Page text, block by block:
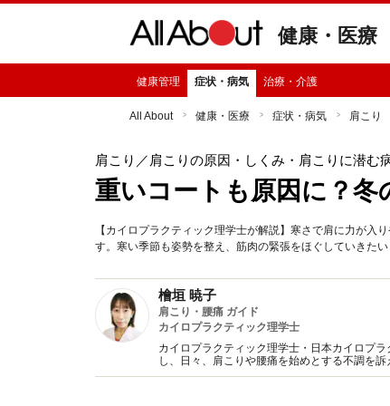
健康・医療
健康管理 症状・病気 治療・介護
All About 健康・医療 症状・病気 肩こり
肩こり ／肩こりの原因・しくみ・肩こりに潜む
重いコートも原因に？冬
【カイロプラクティック理学士が解説】寒さで肩に力が入
す。寒い季節も姿勢を整え、筋肉の緊張をほぐしていきた
檜垣 暁子
肩こり・腰痛 ガイド
カイロプラクティック理学士
カイロプラクティック理学士・日本カイロプ
し、日々、肩こりや腰痛を始めとする不調を
予防に役立つよう、詳しい情報をお伝えしてい